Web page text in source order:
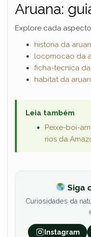
Aruana:
Explore cada
historia da
locomocao da
ficha-tecnica
habitat da
Leia também
Peixe-boi-
rios da
Siga
Curiosidades da
Instagram